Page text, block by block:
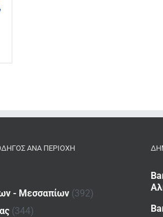
ΑΝΆ ΠΕΡΙΟΧΉ
- Μεσσαπίων (392)
(344)